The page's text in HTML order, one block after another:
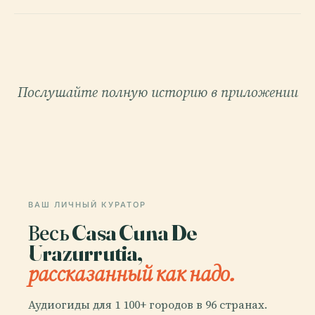
Послушайте полную историю в приложении
ВАШ ЛИЧНЫЙ КУРАТОР
Весь Casa Cuna De
Urazurrutia,
рассказанный как надо.
Аудиогиды для 1 100+ городов в 96 странах.